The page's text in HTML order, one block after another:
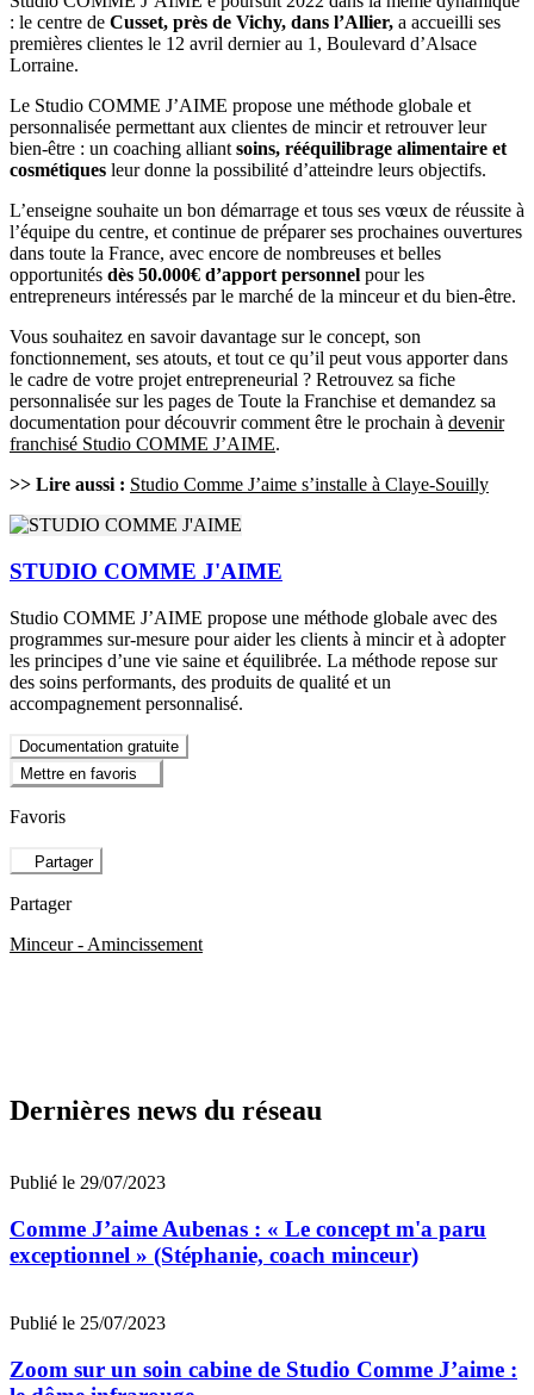
: le centre de Cusset, près de Vichy, dans l’Allier, a accueilli ses
premières clientes le 12 avril dernier au 1, Boulevard d’Alsace
Lorraine.
Le Studio COMME J’AIME propose une méthode globale et
personnalisée permettant aux clientes de mincir et retrouver leur
bien-être : un coaching alliantsoins, rééquilibrage alimentaire et
cosmétiques leur donne la possibilité d’atteindre leurs objectifs.
L’enseigne souhaite un bon démarrage et tous ses vœux de réussite à
l’équipe du centre, et continue de préparer ses prochaines ouvertures
dans toute la France, avec encore de nombreuses et belles
opportunités dès 50.000€ d’apport personnel pour les
entrepreneurs intéressés par le marché de la minceur et du bien-être.
Vous souhaitez en savoir davantage sur le concept, son
fonctionnement, ses atouts, et tout ce qu’il peut vous apporter dans
le cadre de votre projet entrepreneurial ? Retrouvez sa fiche
personnalisée sur les pages de Toute la Franchise et demandez sa
documentation pour découvrir comment être le prochain à devenir
franchisé Studio COMME J’AIME.
>> Lire aussi : Studio Comme J’aime s’installe à Claye-Souilly
STUDIO COMME J'AIME
Studio COMME J’AIME propose une méthode globale avec des
programmes sur-mesure pour aider les clients à mincir et à adopter
les principes d’une vie saine et équilibrée. La méthode repose sur
des soins performants, des produits de qualité et un
accompagnement personnalisé.
Documentation gratuite
Mettre en favoris
Favoris
Partager
Partager
Minceur - Amincissement
Dernières news du réseau
Publié le 29/07/2023
Comme J’aime Aubenas : « Le concept m'a paru
exceptionnel » (Stéphanie, coach minceur)
Publié le 25/07/2023
Zoom sur un soin cabine de Studio Comme J’aime :